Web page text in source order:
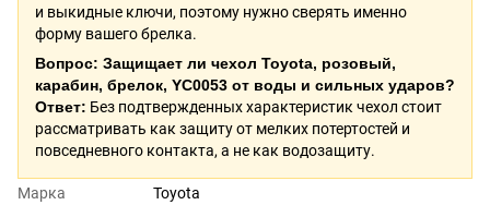
и выкидные ключи, поэтому нужно сверять именно
форму вашего брелка.
Вопрос: Защищает ли чехол Toyota, розовый,
карабин, брелок, YC0053 от воды и сильных ударов?
Ответ: Без подтвержденных характеристик чехол стоит
рассматривать как защиту от мелких потертостей и
повседневного контакта, а не как водозащиту.
Марка
Toyota